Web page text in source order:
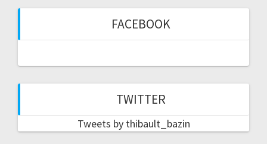
FACEBOOK
TWITTER
Tweets by thibault_bazin